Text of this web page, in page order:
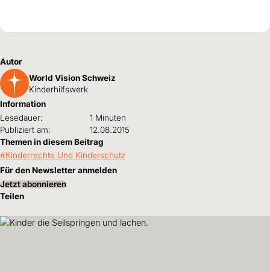
Autor
World Vision Schweiz
Kinderhilfswerk
Information
Lesedauer:
1 Minuten
Publiziert am:
12.08.2015
Themen in diesem Beitrag
Kinderrechte Und Kinderschutz
Für den Newsletter anmelden
Jetzt abonnieren
Teilen